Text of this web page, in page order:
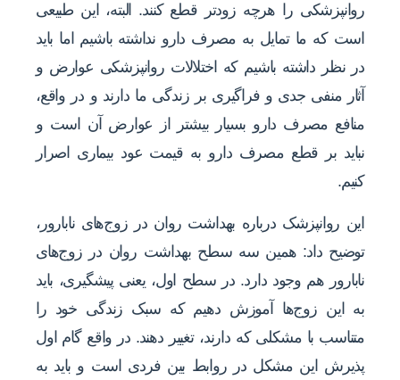
روانپزشکی را هرچه زودتر قطع کنند. البته، این طبیعی
است که ما تمایل به مصرف دارو نداشته باشیم اما باید
در نظر داشته باشیم که اختلالات روانپزشکی عوارض و
آثار منفی جدی و فراگیری بر زندگی ما دارند و در واقع،
منافع مصرف دارو بسیار بیشتر از عوارض آن است و
نباید بر قطع مصرف دارو به قیمت عود بیماری اصرار
کنیم.
این روانپزشک درباره بهداشت روان در زوج‌های نابارور،
توضیح داد: همین سه سطح ‌بهداشت روان در زوج‌های
نابارور هم وجود دارد. در سطح اول، یعنی پیشگیری، باید
به این زوج‌ها آموزش دهیم که سبک زندگی خود را
متناسب با مشکلی که دارند، تغییر دهند. در واقع گام اول
پذیرش این مشکل در روابط بین فردی است و باید به